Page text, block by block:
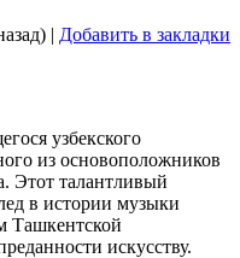
| Добавить в закладки
узбекского
из основоположников
Этот талантливый
в истории музыки
Ташкентской
искусству.